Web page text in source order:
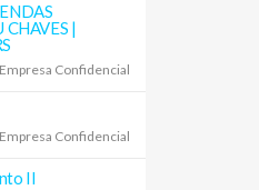
CHAVES |
Empresa Confidencial
Empresa Confidencial
II